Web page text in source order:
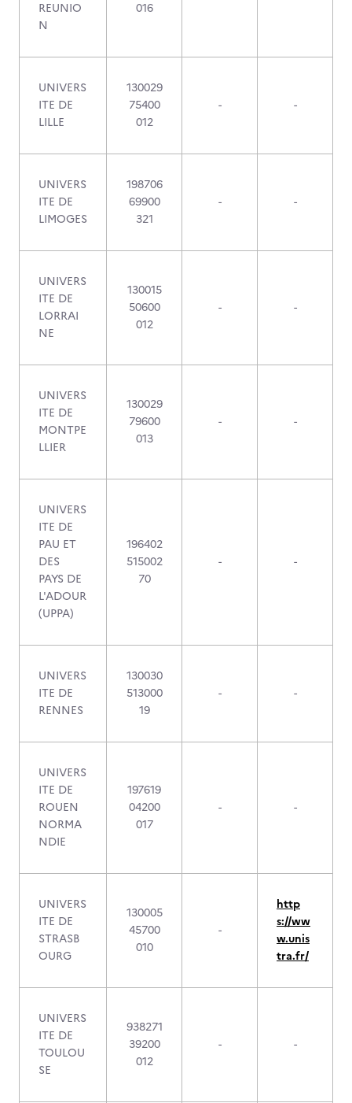
REUNIO
N
016
UNIVERS
ITE DE
LILLE
130029
75400
012
- -
UNIVERS
ITE DE
LIMOGES
198706
69900
321
- -
UNIVERS
ITE DE
LORRAI
NE
130015
50600
012
- -
UNIVERS
ITE DE
MONTPE
LLIER
130029
79600
013
- -
UNIVERS
ITE DE
PAU ET
DES
PAYS DE
L'ADOUR
(UPPA)
196402
515002
70
- -
UNIVERS
ITE DE
RENNES
130030
513000
19
- -
UNIVERS
ITE DE
ROUEN
NORMA
NDIE
197619
04200
017
- -
UNIVERS
ITE DE
STRASB
OURG
130005
45700
010
-
http
s://ww
w.unis
tra.fr/
UNIVERS
ITE DE
TOULOU
SE
938271
39200
012
- -